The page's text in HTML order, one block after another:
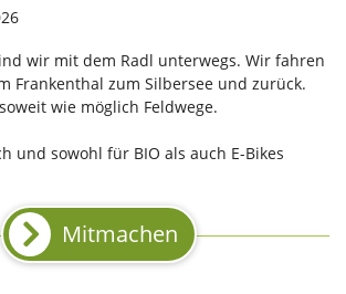
wir mit dem Radl unterwegs. Wir fahren
Frankenthal zum Silbersee und zurück.
wie möglich Feldwege.
und sowohl für BIO als auch E-Bikes
Mitmachen